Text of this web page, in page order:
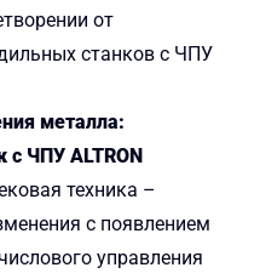
от
станков с ЧПУ
металла:
с ЧПУ ALTRON
техника –
с появлением
управления